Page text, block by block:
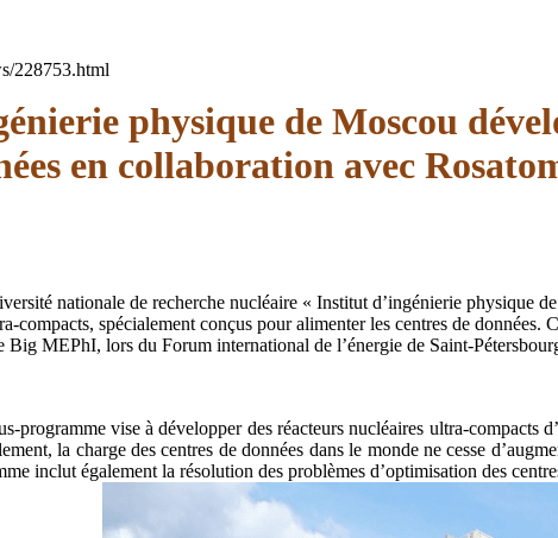
228753.html
physique de Moscou
en collaboration avec
nationale de recherche nucléaire « Institut d’ingénierie
compacts, spécialement conçus pour alimenter les centres de
Big MEPhI, lors du Forum international de l’énergie de Saint-
programme vise à développer des réacteurs nucléaires ultra-compacts
la charge des centres de données dans le monde ne cesse
inclut également la résolution des problèmes d’optimisation des